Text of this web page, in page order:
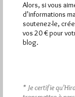
Abonnement aux
Alors, si vous
d’informations
soutenez-le,
vos 20 € pour
blog.
* Je certifie